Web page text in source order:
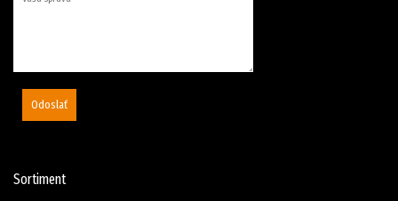
Odoslať
Sortiment